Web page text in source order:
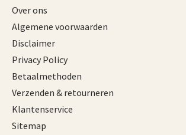
Over ons
Algemene voorwaarden
Disclaimer
Privacy Policy
Betaalmethoden
Verzenden & retourneren
Klantenservice
Sitemap